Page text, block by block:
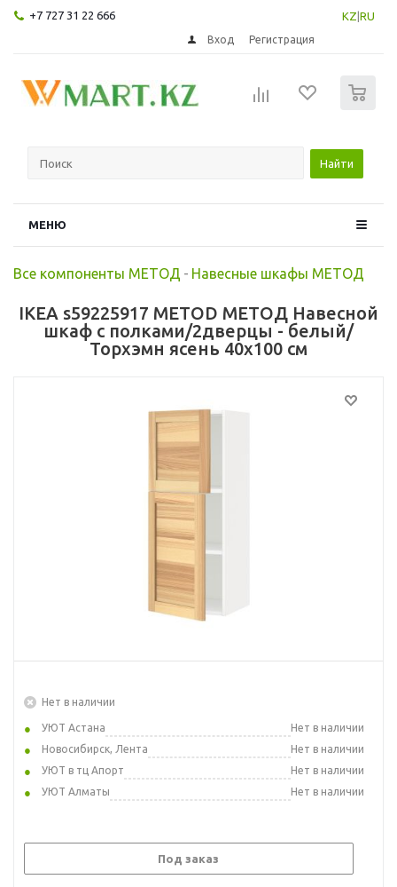
+7 727 31 22 666 KZ RU
Вход Регистрация
Найти
МЕНЮ
Все компоненты МЕТОД - Навесные шкафы МЕТОД
IKEA s59225917 METOD МЕТОД Навесной
шкаф с полками/2дверцы - белый/
Торхэмн ясень 40x100 см
Нет в наличии
УЮТ Астана
Нет в наличии
Новосибирск, Лента
Нет в наличии
УЮТ в тц Апорт
Нет в наличии
УЮТ Алматы
Нет в наличии
Под заказ